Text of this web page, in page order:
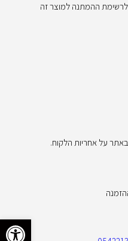
ההמתנה למוצר זה
על אחריות הלקוח.
פתח